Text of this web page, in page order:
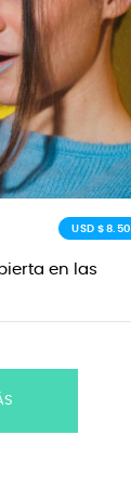
USD $8.50
en las